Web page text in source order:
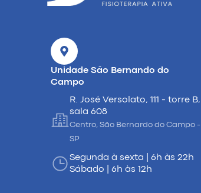
Unidade São Bernando do
Campo
R. José Versolato, 111 - torre B,
sala 608
Centro, São Bernardo do Campo -
SP
Segunda à sexta | 6h às 22h
Sábado | 6h às 12h